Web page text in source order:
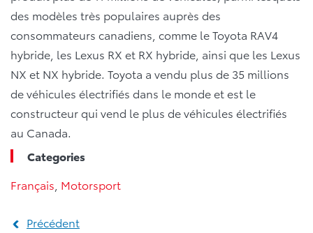
des modèles très populaires auprès des
consommateurs canadiens, comme le Toyota RAV4
hybride, les Lexus RX et RX hybride, ainsi que les Lexus
NX et NX hybride. Toyota a vendu plus de 35 millions
de véhicules électrifiés dans le monde et est le
constructeur qui vend le plus de véhicules électrifiés
au Canada.
Categories
Français Motorsport
Précédent